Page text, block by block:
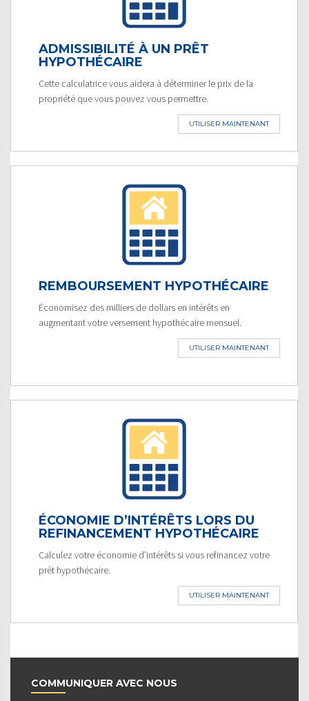
ADMISSIBILITÉ À UN PRÊT
HYPOTHÉCAIRE
Cette calculatrice vous aidera à déterminer le prix de la
propriété que vous pouvez vous permettre.
UTILISER MAINTENANT
REMBOURSEMENT HYPOTHÉCAIRE
Économisez des milliers de dollars en intérêts en
augmentant votre versement hypothécaire mensuel.
UTILISER MAINTENANT
ÉCONOMIE D’INTÉRÊTS LORS DU
REFINANCEMENT HYPOTHÉCAIRE
Calculez votre économie d’intérêts si vous refinancez votre
prêt hypothécaire.
UTILISER MAINTENANT
COMMUNIQUER AVEC NOUS